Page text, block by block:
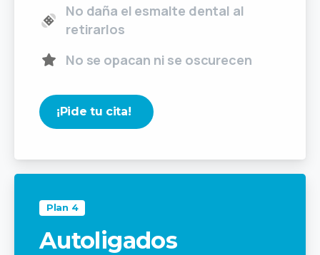
No daña el esmalte dental al
retirarlos
No se opacan ni se oscurecen
¡Pide tu cita!
Plan 4
Autoligados